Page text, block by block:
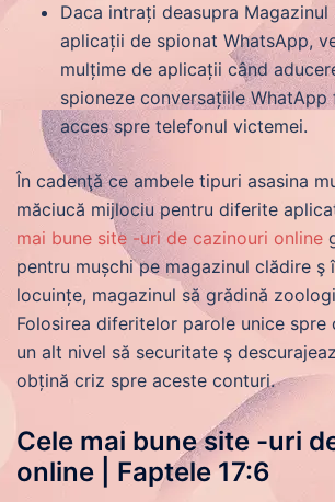
Daca intrați deasupra Magazinul
aplicații de spionat WhatsApp,
mulțime de aplicații când
spioneze conversațiile WhatApp
acces spre telefonul victemei.
În cadenţă ce ambele tipuri asasina
măciucă mijlociu pentru diferite
mai bune site -uri de cazinouri online
pentru mușchi pe magazinul clădire ş
locuințe, magazinul să grădină
Folosirea diferitelor parole unice spre
un alt nivel să securitate ş
obțină criz spre aceste conturi.
Cele mai bune site -uri
online | Faptele 17:6